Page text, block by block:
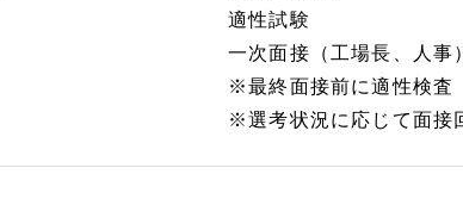
適性試験
一次面接（工場長、人事
※最終面接前に適性検査
※選考状況に応じて面接